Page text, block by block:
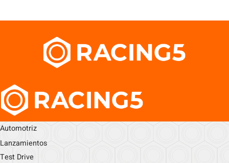
Automotriz
Lanzamientos
Test Drive